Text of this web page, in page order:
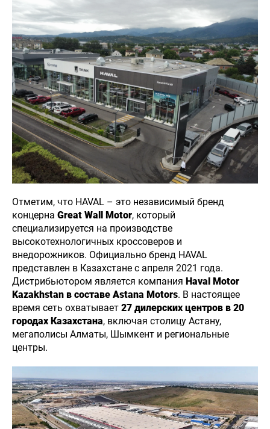
Отметим, что HAVAL – это независимый бренд
концерна Great Wall Motor, который
специализируется на производстве
высокотехнологичных кроссоверов и
внедорожников. Официально бренд HAVAL
представлен в Казахстане с апреля 2021 года.
Дистрибьютором является компания Haval Motor
Kazakhstan в составе Astana Motors. В настоящее
время сеть охватывает 27 дилерских центров в 20
городах Казахстана, включая столицу Астану,
мегаполисы Алматы, Шымкент и региональные
центры.